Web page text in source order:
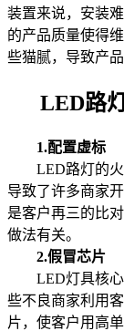
装置来说，安装
的产品质量使得
些猫腻，导致产
LED路灯
1.配置虚标
LED路灯的火
导致了许多商家
是客户再三的比
做法有关。
2.假冒芯
LED灯具核心
些不良商家利用
片，使客户用高